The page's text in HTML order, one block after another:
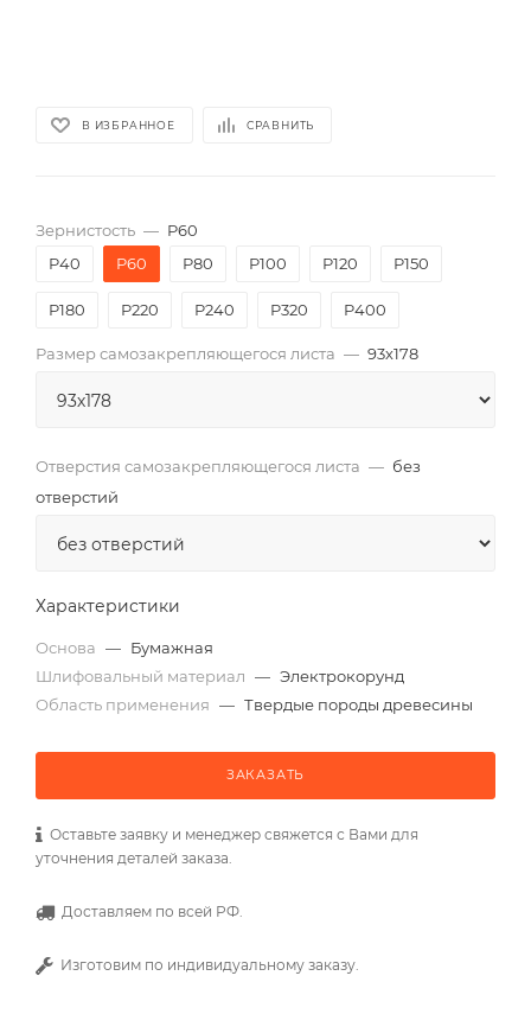
В ИЗБРАННОЕ СРАВНИТЬ
Зернистость — P60
P40
P60 P80 P100 P120 P150
P180 P220 P240 P320 P400
Размер самозакрепляющегося листа — 93х178
Отверстия самозакрепляющегося листа — без
отверстий
Характеристики
Основа — Бумажная
Шлифовальный материал — Электрокорунд
Область применения — Твердые породы древесины
ЗАКАЗАТЬ
Оставьте заявку и менеджер свяжется с Вами для
уточнения деталей заказа.
Доставляем по всей РФ.
Изготовим по индивидуальному заказу.